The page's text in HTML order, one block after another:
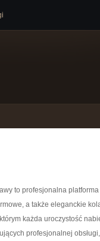
to profesjonalna
a także eleganckie
każda uroczystość
profesjonalnej